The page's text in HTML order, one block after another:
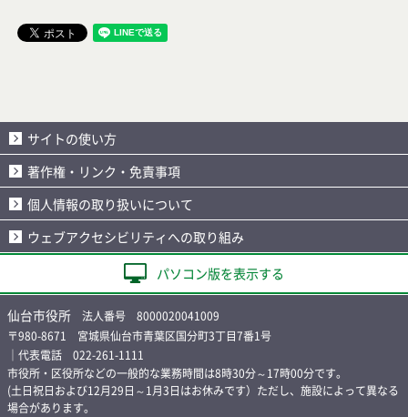
サイトの使い方
著作権・リンク・免責事項
個人情報の取り扱いについて
ウェブアクセシビリティへの取り組み
パソコン版を表示する
仙台市役所 法人番号 8000020041009
〒980-8671 宮城県仙台市青葉区国分町3丁目7番1号
｜代表電話 022-261-1111
市役所・区役所などの一般的な業務時間は8時30分～17時00分です。
(土日祝日および12月29日～1月3日はお休みです）ただし、施設によって異なる
場合があります。